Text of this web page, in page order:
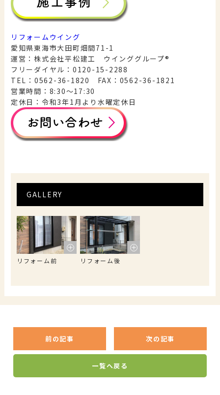
リフォームウイング
愛知県東海市大田町畑間71-1
運営：株式会社平松建工 ウインググループ®︎
フリーダイヤル：0120-15-2288
TEL：0562-36-1820 FAX：0562-36-1821
営業時間：8:30〜17:30
定休日：令和3年1月より水曜定休日
GALLERY
リフォーム前 リフォーム後
前の記事 次の記事
一覧へ戻る